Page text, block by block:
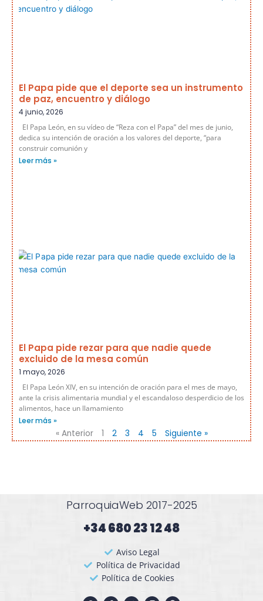
El Papa pide que el deporte sea un instrumento
de paz, encuentro y diálogo
4 junio, 2026
El Papa León, en su vídeo de “Reza con el Papa” del mes de junio,
dedica su intención de oración a los valores del deporte, “para
construir comunión y
Leer más »
El Papa pide rezar para que nadie quede
excluido de la mesa común
1 mayo, 2026
El Papa León XIV, en su intención de oración para el mes de mayo,
ante la crisis alimentaria mundial y el escandaloso desperdicio de los
alimentos, hace un llamamiento
Leer más »
« Anterior 1 2 3 4 5 Siguiente »
ParroquiaWeb 2017-2025
+34 680 23 12 48​
Aviso Legal
Política de Privacidad
Política de Cookies